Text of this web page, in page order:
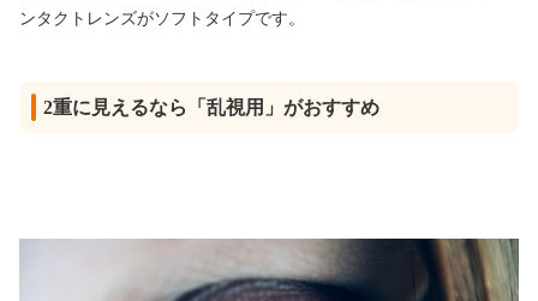
ンタクトレンズがソフトタイプです。
2重に見えるなら「乱視用」がおすすめ